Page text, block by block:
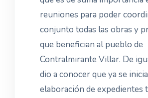
reuniones para poder
conjunto todas las obras y
que benefician al pueblo de
Contralmirante Villar. De
dio a conocer que ya se
elaboración de expedientes